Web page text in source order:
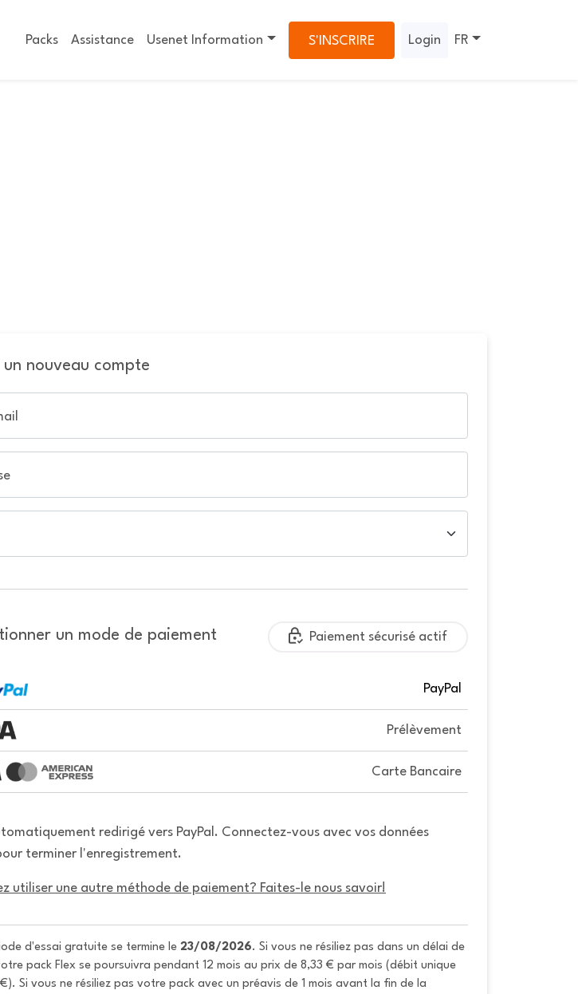
Packs Assistance Usenet Information S'INSCRIRE Login FR
un nouveau compte
un mode de paiement Paiement sécurisé actif
PayPal
Prélèvement
Carte Bancaire
redirigé vers PayPal. Connectez-vous avec vos données
terminer l'enregistrement.
utiliser une autre méthode de paiement? Faites-le nous savoir!
d'essai gratuite se termine le 23/08/2026. Si vous ne résiliez pas dans un délai de
pack Flex se poursuivra pendant 12 mois au prix de 8,33 € par mois (débit unique
Si vous ne résiliez pas votre pack avec un préavis de 1 mois avant la fin de la